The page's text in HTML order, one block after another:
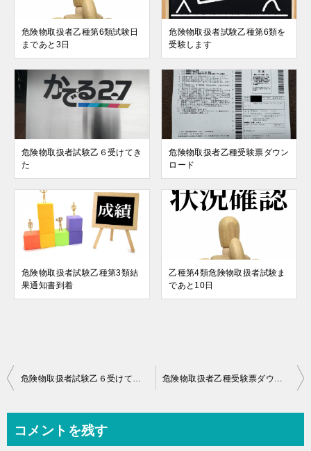
危険物取扱者乙種第6類試験日
まであと3日
危険物取扱者試験乙種第6類を
受験します
危険物取扱者試験乙６受けてき
た
危険物取扱者乙種受験票ダウン
ロード
危険物取扱者試験乙種第3類結
果通知書到着
乙種第4類危険物取扱者試験ま
であと10日
投
ビ
危険物取扱者試験乙６受けてきた 危険物取扱者乙種受験票ダウンロード
コメントを残す